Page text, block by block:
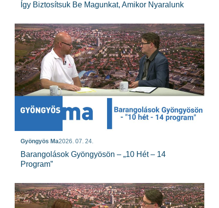
Így Biztosítsuk Be Magunkat, Amikor Nyaralunk
Gyöngyös Ma2026. 07. 24.
Barangolások Gyöngyösön – „10 Hét – 14
Program”